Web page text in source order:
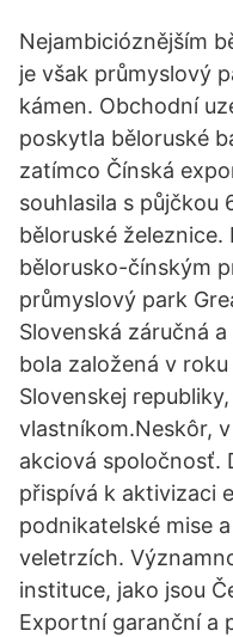
Nejambicióznějším
je však průmyslový
kámen. Obchodní
poskytla běloruské
zatímco Čínská
souhlasila s půjčkou
běloruské železnice.
bělorusko-čínským
průmyslový park
Slovenská záručná
bola založená v
Slovenskej
vlastníkom.Neskôr,
akciová spoločnosť.
přispívá k aktivizaci
podnikatelské mise
veletrzích.
instituce, jako jsou
Exportní garanční a